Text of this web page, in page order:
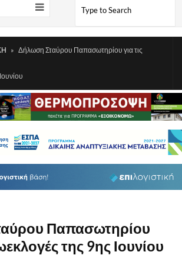
» Δήλωση Σταύρου Παπασωτηρίου για τις
Παπασωτηρίου
της 9ης Ιουνίου